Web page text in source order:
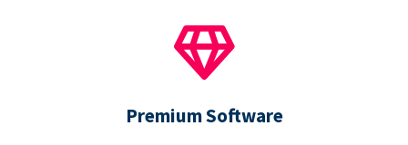
Premium Software